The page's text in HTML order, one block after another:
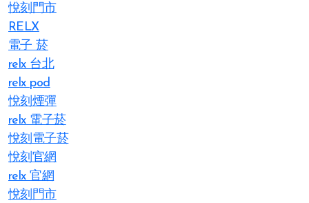
悅刻門市
RELX
電子 菸
relx 台北
relx pod
悅刻煙彈
relx 電子菸
悅刻電子菸
悅刻官網
relx 官網
悅刻門市